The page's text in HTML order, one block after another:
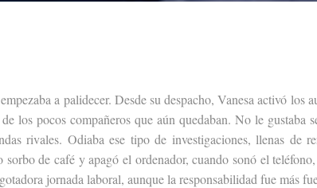
a palidecer. Desde su despacho, Vanesa activó los
los pocos compañeros que aún quedaban. No le gustaba
rivales. Odiaba ese tipo de investigaciones, llenas de
sorbo de café y apagó el ordenador, cuando sonó el
jornada laboral, aunque la responsabilidad fue más